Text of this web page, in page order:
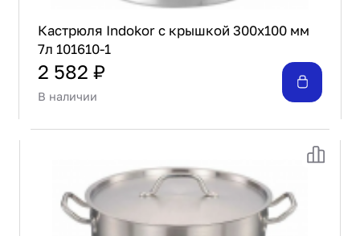
Кастрюля Indokor с крышкой 300х100 мм
7л 101610-1
2 582 ₽
В наличии